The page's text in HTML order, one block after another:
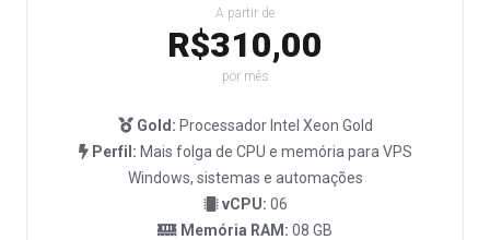
A partir de
R$310,00
por mês
Gold: Processador Intel Xeon Gold
Perfil: Mais folga de CPU e memória para VPS
Windows, sistemas e automações
vCPU: 06
Memória RAM: 08 GB